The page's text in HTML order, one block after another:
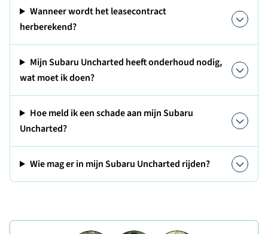
Wanneer wordt het leasecontract
herberekend?
Mijn Subaru Uncharted heeft onderhoud nodig,
wat moet ik doen?
Hoe meld ik een schade aan mijn Subaru
Uncharted?
Wie mag er in mijn Subaru Uncharted rijden?